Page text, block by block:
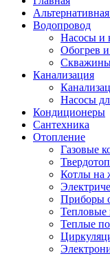
Водопровод
Насосы и
Обогрев
Канализация
Насосы
Кондиционеры
Сантехника
Отопление
Газовые
Котлы на
Приборы
Тепловые
Теплые